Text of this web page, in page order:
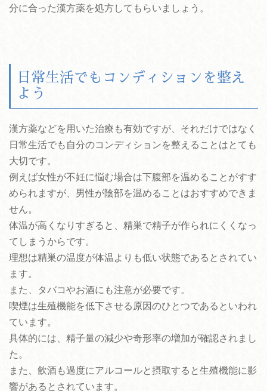
分に合った漢方薬を処方してもらいましょう。
日常生活でもコンディションを整え
よう
漢方薬などを用いた治療も有効ですが、それだけではなく
日常生活でも自分のコンディションを整えることはとても
大切です。
例えば女性が不妊に悩む場合は下腹部を温めることがすす
められますが、男性が陰部を温めることはおすすめできま
せん。
体温が高くなりすぎると、精巣で精子が作られにくくなっ
てしまうからです。
理想は精巣の温度が体温よりも低い状態であるとされてい
ます。
また、タバコやお酒にも注意が必要です。
喫煙は生殖機能を低下させる原因のひとつであるといわれ
ています。
具体的には、精子量の減少や奇形率の増加が確認されまし
た。
また、飲酒も過度にアルコールと摂取すると生殖機能に影
響があるとされています。